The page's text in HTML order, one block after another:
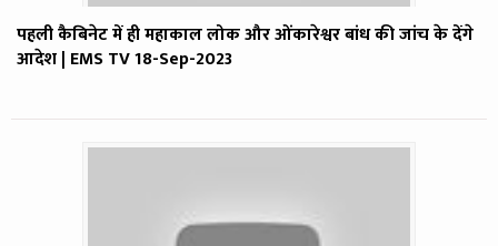
पहली कैबिनेट में ही महाकाल लोक और ओंकारेश्वर बांध की जांच के देंगे
आदेश | EMS TV 18-Sep-2023